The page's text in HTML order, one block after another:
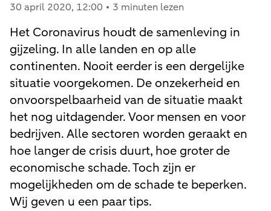
30 april 2020, 12:00 3 minuten lezen
Het Coronavirus houdt de samenleving in
gijzeling. In alle landen en op alle
continenten. Nooit eerder is een dergelijke
situatie voorgekomen. De onzekerheid en
onvoorspelbaarheid van de situatie maakt
het nog uitdagender. Voor mensen en voor
bedrijven. Alle sectoren worden geraakt en
hoe langer de crisis duurt, hoe groter de
economische schade. Toch zijn er
mogelijkheden om de schade te beperken.
Wij geven u een paar tips.